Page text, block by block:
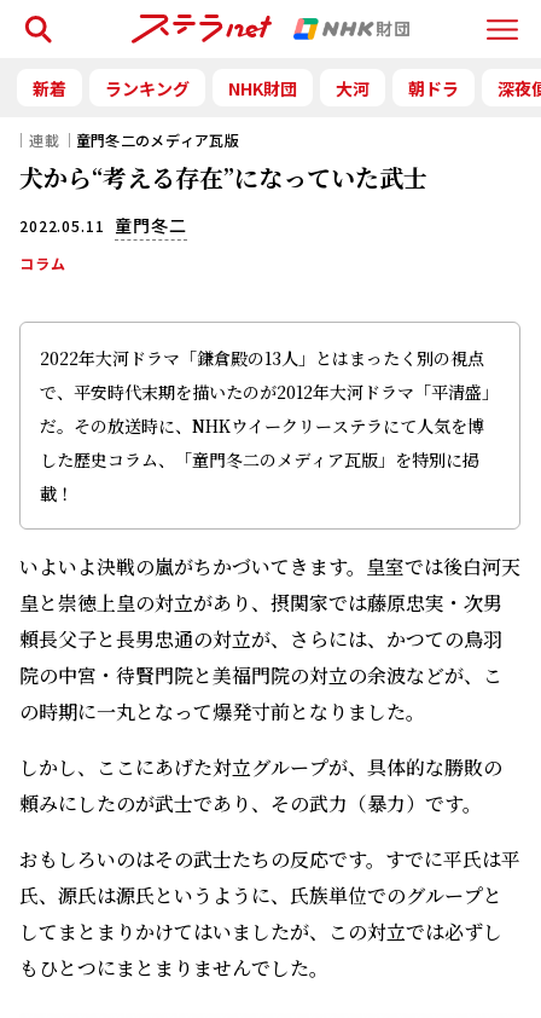
Menu
検索
新着 ランキング NHK財団 大河 朝ドラ 深夜
｜連載｜ 童門冬二のメディア瓦版
犬から“考える存在”になっていた武士
2022.05.11 童門冬二
コラム
2022年大河ドラマ「鎌倉殿の13人」とはまったく別の視点
で、平安時代末期を描いたのが2012年大河ドラマ「平清盛」
だ。その放送時に、NHKウイークリーステラにて人気を博
した歴史コラム、「童門冬二のメディア瓦版」を特別に掲
載！
いよいよ決戦の嵐がちかづいてきます。皇室では後白河天
皇と崇徳上皇の対立があり、摂関家では藤原忠実・次男
頼長父子と長男忠通の対立が、さらには、かつての鳥羽
院の中宮・待賢門院と美福門院の対立の余波などが、こ
の時期に一丸となって爆発寸前となりました。
しかし、ここにあげた対立グループが、具体的な勝敗の
頼みにしたのが武士であり、その武力（暴力）です。
おもしろいのはその武士たちの反応です。すでに平氏は平
氏、源氏は源氏というように、氏族単位でのグループと
してまとまりかけてはいましたが、この対立では必ずし
もひとつにまとまりませんでした。